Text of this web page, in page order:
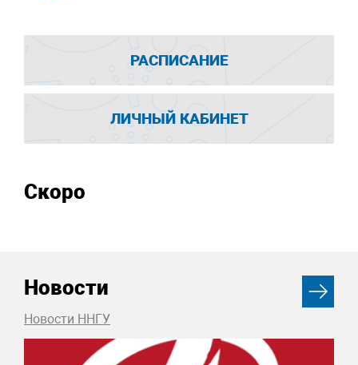
РАСПИСАНИЕ
ЛИЧНЫЙ КАБИНЕТ
Скоро
Новости
Новости ННГУ